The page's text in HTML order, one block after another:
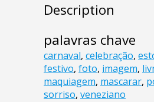
Description
palavras chave
carnaval, celebração,
festivo, foto, imagem,
maquiagem, mascarar,
sorriso, veneziano